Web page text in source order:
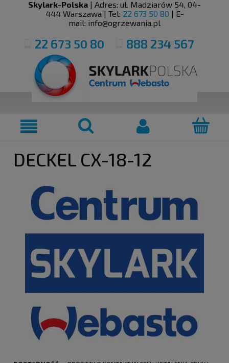
Skylark-Polska | Adres: ul. Madziarów 54, 04-
444 Warszawa | Tel: 22 673 50 80 | E-
mail: info@ogrzewania.pl
22 673 50 80 888 234 567
DECKEL CX-18-12